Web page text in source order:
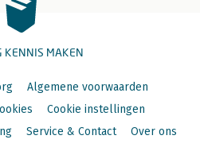
KENNIS MAKEN
Algemene voorwaarden
Cookie instellingen
Service & Contact Over ons